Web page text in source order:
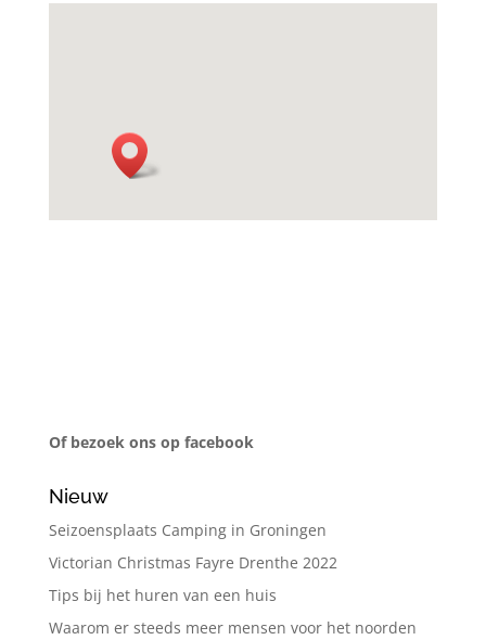
Of bezoek ons op facebook
Nieuw
Seizoensplaats Camping in Groningen
Victorian Christmas Fayre Drenthe 2022
Tips bij het huren van een huis
Waarom er steeds meer mensen voor het noorden